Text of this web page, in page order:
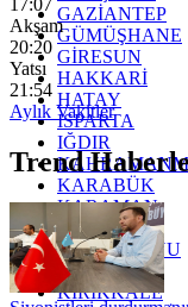
GAZİANTEP
GÜMÜŞHANE
GİRESUN
HAKKARİ
HATAY
ISPARTA
IĞDIR
KARABÜK
KARAMAN
KARS
KASTAMONU
KAYSERİ
KIRIKKALE
Akşam
20:20
Yatsı
21:54
Aylık Vakitler
Trend